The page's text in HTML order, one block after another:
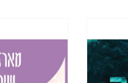
שלי. אולי